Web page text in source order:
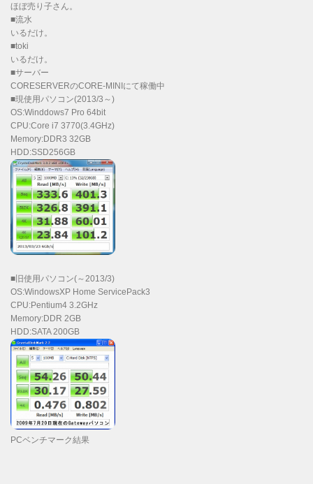
ほぼ売り子さん。
■流水
いるだけ。
■toki
いるだけ。
■サーバー
CORESERVERのCORE-MINIにて稼働中
■現使用パソコン(2013/3～)
OS:Winddows7 Pro 64bit
CPU:Core i7 3770(3.4GHz)
Memory:DDR3 32GB
HDD:SSD256GB
■旧使用パソコン(～2013/3)
OS:WindowsXP Home ServicePack3
CPU:Pentium4 3.2GHz
Memory:DDR 2GB
HDD:SATA 200GB
PCベンチマーク結果